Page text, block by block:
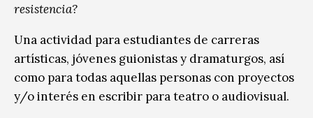
resistencia?
Una actividad para estudiantes de carreras
artísticas, jóvenes guionistas y dramaturgos, así
como para todas aquellas personas con proyectos
y/o interés en escribir para teatro o audiovisual.